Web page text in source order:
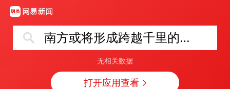
南方或将形成跨越千里的暴雨带
无相关数据
打开应用查看